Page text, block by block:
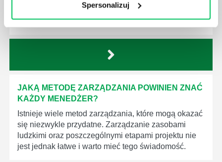
Spersonalizuj
za realizację działań podległych mu osób oraz
działu.
JAKĄ METODĘ ZARZĄDZANIA POWINIEN ZNAĆ
KAŻDY MENEDŻER?
Istnieje wiele metod zarządzania, które mogą okazać
się niezwykle przydatne. Zarządzanie zasobami
ludzkimi oraz poszczególnymi etapami projektu nie
jest jednak łatwe i warto mieć tego świadomość.